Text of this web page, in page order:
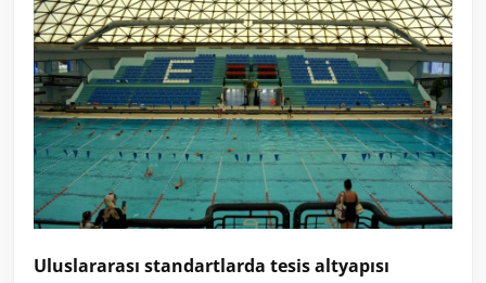
Uluslararası standartlarda tesis altyapısı